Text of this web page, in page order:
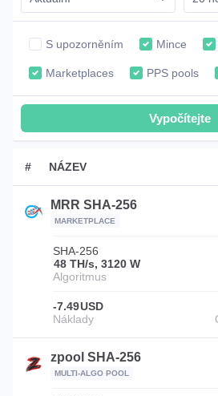
S upozorněním Mince
Marketplaces PPS pools
# NÁZEV
MRR SHA-256
MARKETPLACE
SHA-256
48 TH/s, 3120 W
-7.49USD
zpool SHA-256
MULTI-ALGO POOL